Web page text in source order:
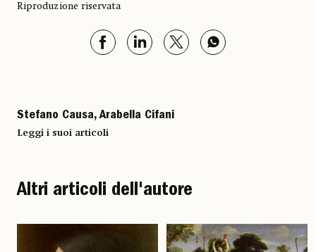
Riproduzione riservata
Stefano Causa, Arabella Cifani
Leggi i suoi articoli
Altri articoli dell'autore